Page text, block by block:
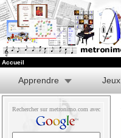
Accueil
Apprendre Jeux
Rechercher sur metronimo.com avec